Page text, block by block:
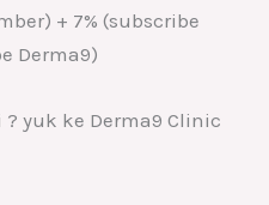
+ 7% (subscribe
Derma9)
yuk ke Derma9 Clinic